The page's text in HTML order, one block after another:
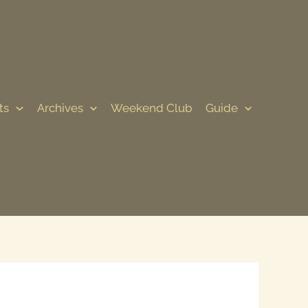
Archives Weekend Club Guide